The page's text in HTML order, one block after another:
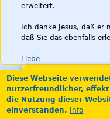
erweitert.
Ich danke Jesus, daß
daß Sie das ebenfalls
Liebe
Advent
Geschichten
Diese Webseite
nutzerfreundlicher,
die Nutzung dieser
einverstanden.
Info